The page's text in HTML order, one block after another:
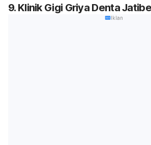
9. Klinik Gigi Griya Denta
Iklan